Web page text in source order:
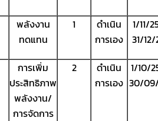
พลังงาน
ทดแทน
1
ดำเนิน
การเอง
1/11/
31/
การเพิ่ม
ประสิทธิภาพ
พลังงาน/
การจัดการ
2
ดำเนิน
การเอง
1/10/
30/